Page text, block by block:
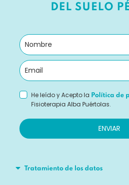
DEL SUELO
He leído y Acepto la Política de
Fisioterapia Alba Puértolas.
ENVIAR
Tratamiento de los datos